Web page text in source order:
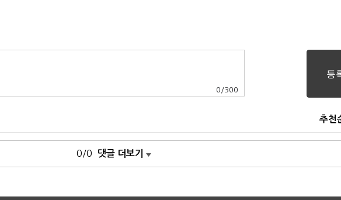
0 /300
추천
0/0 댓글 더보기